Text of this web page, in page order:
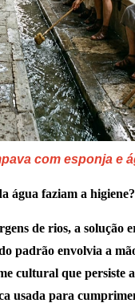
com esponja e
água faziam a higiene?
de rios, a
padrão envolvia a
cultural que persiste
usada para